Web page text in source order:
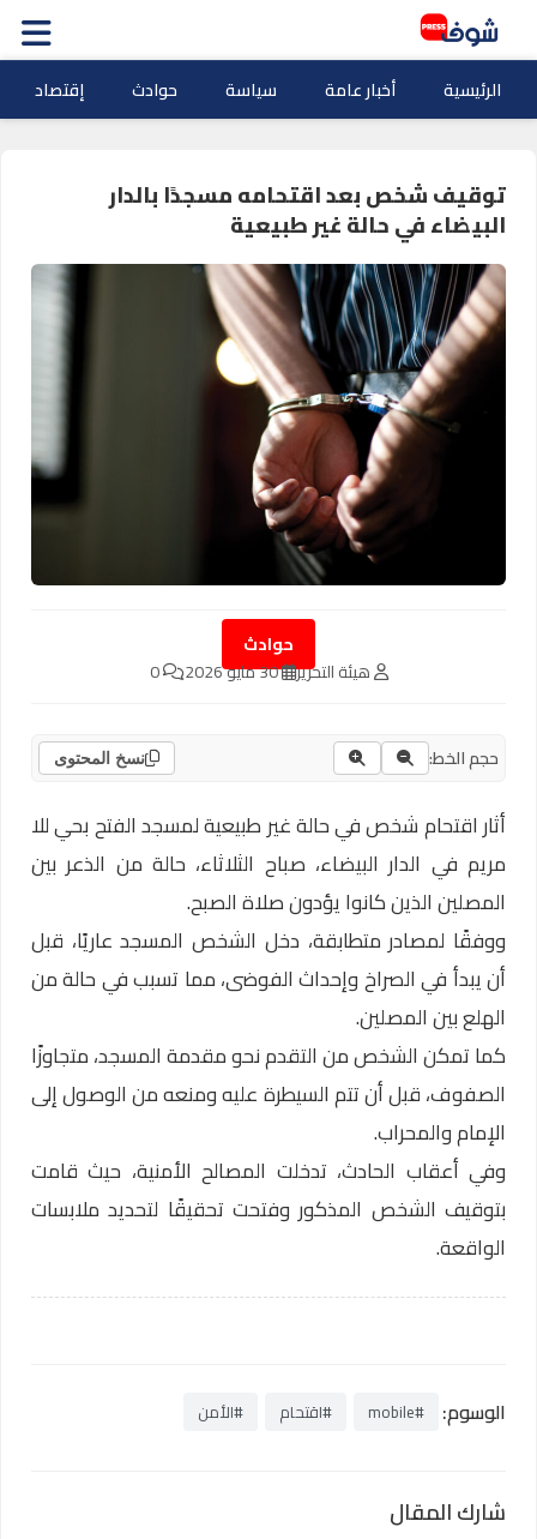
الرئيسية أخبار عامة سياسة حوادث إقتصاد
توقيف شخص بعد اقتحامه مسجدًا بالدار
البيضاء في حالة غير طبيعية
حوادث
هيئة التحرير 30 مايو 2026 0
حجم الخط: نسخ المحتوى
أثار اقتحام شخص في حالة غير طبيعية لمسجد الفتح بحي للا
مريم في الدار البيضاء، صباح الثلاثاء، حالة من الذعر بين
المصلين الذين كانوا يؤدون صلاة الصبح.
ووفقًا لمصادر متطابقة، دخل الشخص المسجد عاريًا، قبل
أن يبدأ في الصراخ وإحداث الفوضى، مما تسبب في حالة من
الهلع بين المصلين.
كما تمكن الشخص من التقدم نحو مقدمة المسجد، متجاوزًا
الصفوف، قبل أن تتم السيطرة عليه ومنعه من الوصول إلى
الإمام والمحراب.
وفي أعقاب الحادث، تدخلت المصالح الأمنية، حيث قامت
بتوقيف الشخص المذكور وفتحت تحقيقًا لتحديد ملابسات
الواقعة.
الوسوم: #mobile #اقتحام #الأمن
شارك المقال